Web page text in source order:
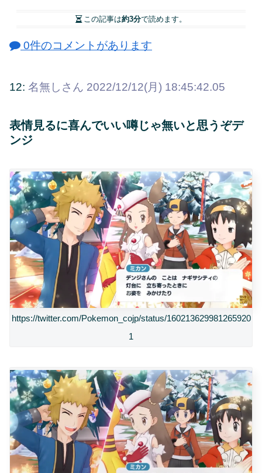
この記事は約3分で読めます。
0件のコメントがあります
12: 名無しさん 2022/12/12(月) 18:45:42.05
表情見るに喜んでいい噂じゃ無いと思うぞデ
ンジ
https://twitter.com/Pokemon_cojp/status/160213629981265920
1